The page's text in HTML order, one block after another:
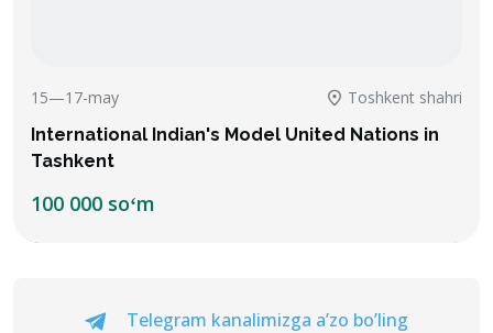
15—17-may
Toshkent shahri
International Indian's Model United Nations in
Tashkent
100 000 soʻm
Telegram kanalimizga a’zo bo’ling